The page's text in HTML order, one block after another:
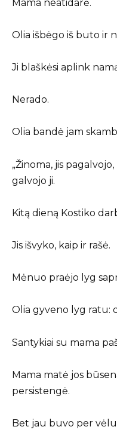
Mama neatidarė.
Olia išbėgo iš buto ir
Ji blaškėsi aplink
Nerado.
Olia bandė jam
„Žinoma, jis
galvojo ji.
Kitą dieną Kostiko
Jis išvyko, kaip ir rašė.
Mėnuo praėjo lyg
Olia gyveno lyg ratu:
Santykiai su mama
Mama matė jos
persistengė.
Bet jau buvo per vėlu